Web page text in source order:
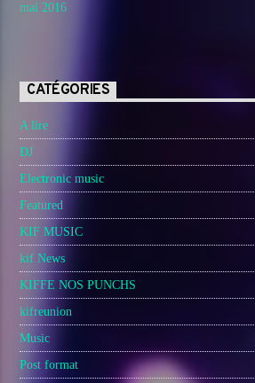
mai 2016
CATÉGORIES
A lire
DJ
Electronic music
Featured
KIF MUSIC
kif News
KIFFE NOS PUNCHS
kifreunion
Music
Post format